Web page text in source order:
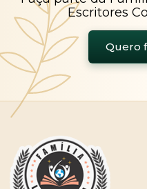
Escritores
Quero